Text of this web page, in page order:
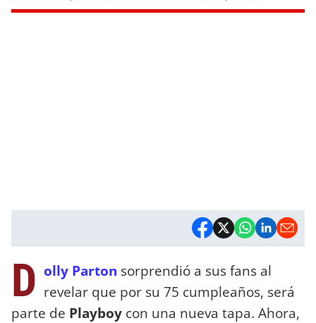
D olly Parton sorprendió a sus fans al
revelar que por su 75 cumpleaños, será
parte de Playboy con una nueva tapa. Ahora,